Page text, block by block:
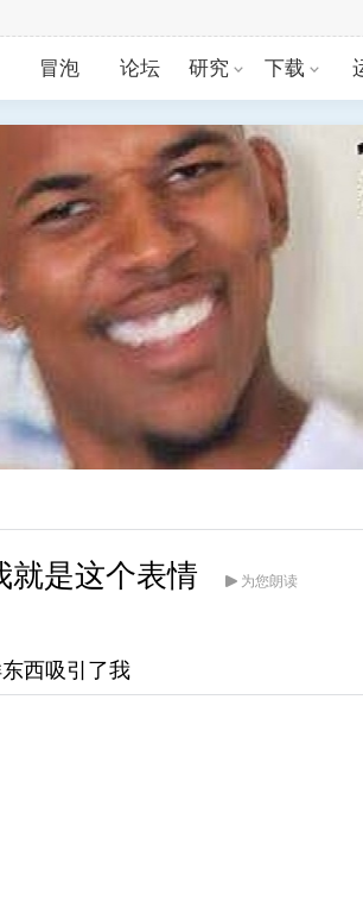
14 16:23:29
冒泡 论坛 研究 下载
就是这个表情 为您朗读
西吸引了我